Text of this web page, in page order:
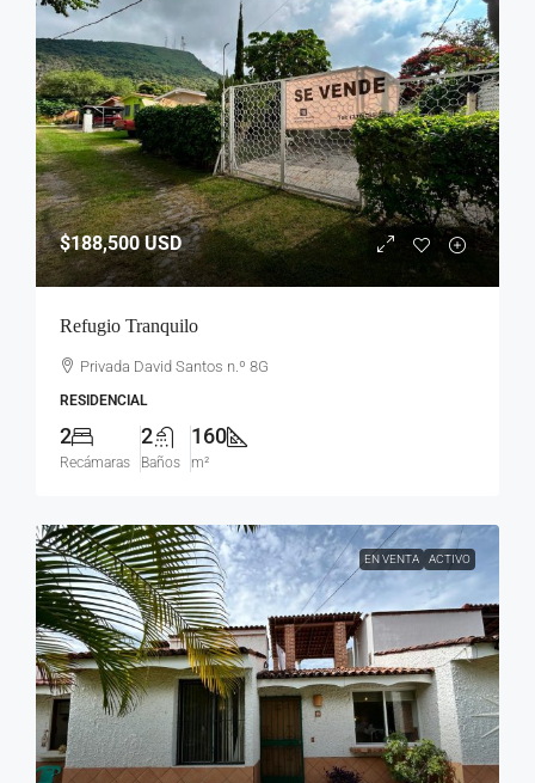
$188,500USD
Refugio Tranquilo
Privada David Santos n.º 8G
RESIDENCIAL
2
Recámaras
2
Baños
160
m²
EN VENTA ACTIVO